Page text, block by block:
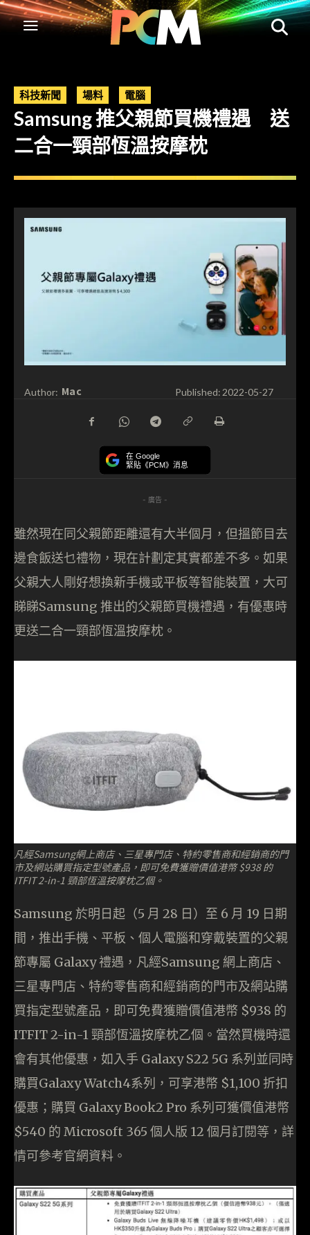
科技新聞 場料 電腦
Samsung 推父親節買機禮遇 送
二合一頸部恆溫按摩枕
Author: Mac Published: 2022-05-27
在 Google
緊貼《PCM》消息
- 廣告 -
雖然現在同父親節距離還有大半個月，但搵節目去
邊食飯送乜禮物，現在計劃定其實都差不多。如果
父親大人剛好想換新手機或平板等智能裝置，大可
睇睇Samsung 推出的父親節買機禮遇，有優惠時
更送二合一頸部恆溫按摩枕。
凡經Samsung網上商店、三星專門店、特約零售商和經銷商的門
市及網站購買指定型號產品，即可免費獲贈價值港幣 $938 的
ITFIT 2-in-1 頸部恆溫按摩枕乙個。
Samsung 於明日起（5 月 28 日）至 6 月 19 日期
間，推出手機、平板、個人電腦和穿戴裝置的父親
節專屬 Galaxy 禮遇，凡經Samsung 網上商店、
三星專門店、特約零售商和經銷商的門市及網站購
買指定型號產品，即可免費獲贈價值港幣 $938 的
ITFIT 2-in-1 頸部恆溫按摩枕乙個。當然買機時還
會有其他優惠，如入手 Galaxy S22 5G 系列並同時
購買Galaxy Watch4系列，可享港幣 $1,100 折扣
優惠；購買 Galaxy Book2 Pro 系列可獲價值港幣
$540 的 Microsoft 365 個人版 12 個月訂閱等，詳
情可參考官網資料。